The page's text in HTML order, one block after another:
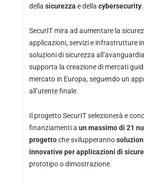
della sicurezza e della cybersecurity.
SecurIT mira ad aumentare la
applicazioni, servizi e infrastrutture
soluzioni di sicurezza
supporta la creazione di mercati
mercato in Europa, seguendo un
all’utente finale.
Il progetto SecurIT selezionerà e
finanziamenti a un massimo di 21
progettoche svilupperanno
innovative per applicazioni di
prototipo o dimostrazione.